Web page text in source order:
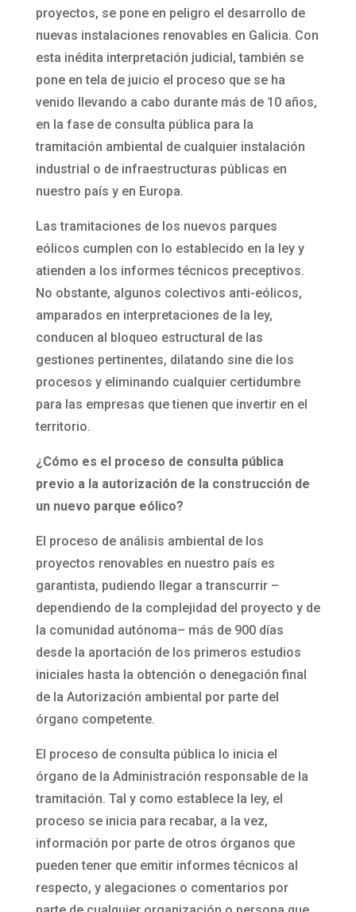
proyectos, se pone en peligro el desarrollo de
nuevas instalaciones renovables en Galicia. Con
esta inédita interpretación judicial, también se
pone en tela de juicio el proceso que se ha
venido llevando a cabo durante más de 10 años,
en la fase de consulta pública para la
tramitación ambiental de cualquier instalación
industrial o de infraestructuras públicas en
nuestro país y en Europa.
Las tramitaciones de los nuevos parques
eólicos cumplen con lo establecido en la ley y
atienden a los informes técnicos preceptivos.
No obstante, algunos colectivos anti-eólicos,
amparados en interpretaciones de la ley,
conducen al bloqueo estructural de las
gestiones pertinentes, dilatando sine die los
procesos y eliminando cualquier certidumbre
para las empresas que tienen que invertir en el
territorio.
¿Cómo es el proceso de consulta pública
previo a la autorización de la construcción de
un nuevo parque eólico?
El proceso de análisis ambiental de los
proyectos renovables en nuestro país es
garantista, pudiendo llegar a transcurrir –
dependiendo de la complejidad del proyecto y de
la comunidad autónoma– más de 900 días
desde la aportación de los primeros estudios
iniciales hasta la obtención o denegación final
de la Autorización ambiental por parte del
órgano competente.
El proceso de consulta pública lo inicia el
órgano de la Administración responsable de la
tramitación. Tal y como establece la ley, el
proceso se inicia para recabar, a la vez,
información por parte de otros órganos que
pueden tener que emitir informes técnicos al
respecto, y alegaciones o comentarios por